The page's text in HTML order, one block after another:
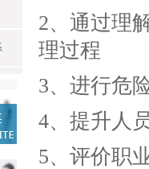
2、通过理
理过程
3、进行危
4、提升人
5、评价职